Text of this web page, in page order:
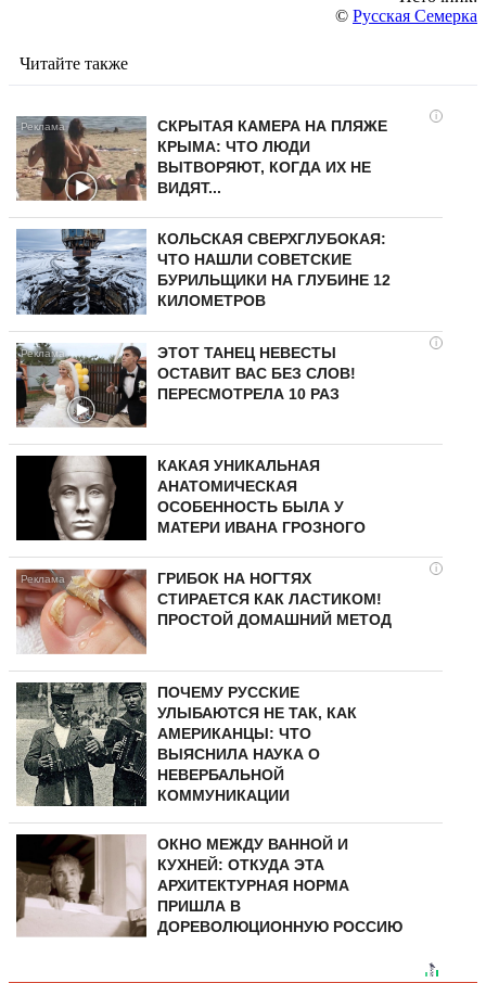
© Русская Семерка
Читайте также
i
СКРЫТАЯ КАМЕРА НА ПЛЯЖЕ
КРЫМА: ЧТО ЛЮДИ
ВЫТВОРЯЮТ, КОГДА ИХ НЕ
ВИДЯТ...
КОЛЬСКАЯ СВЕРХГЛУБОКАЯ:
ЧТО НАШЛИ СОВЕТСКИЕ
БУРИЛЬЩИКИ НА ГЛУБИНЕ 12
КИЛОМЕТРОВ
i
ЭТОТ ТАНЕЦ НЕВЕСТЫ
ОСТАВИТ ВАС БЕЗ СЛОВ!
ПЕРЕСМОТРЕЛА 10 РАЗ
КАКАЯ УНИКАЛЬНАЯ
АНАТОМИЧЕСКАЯ
ОСОБЕННОСТЬ БЫЛА У
МАТЕРИ ИВАНА ГРОЗНОГО
i
ГРИБОК НА НОГТЯХ
СТИРАЕТСЯ КАК ЛАСТИКОМ!
ПРОСТОЙ ДОМАШНИЙ МЕТОД
ПОЧЕМУ РУССКИЕ
УЛЫБАЮТСЯ НЕ ТАК, КАК
АМЕРИКАНЦЫ: ЧТО
ВЫЯСНИЛА НАУКА О
НЕВЕРБАЛЬНОЙ
КОММУНИКАЦИИ
ОКНО МЕЖДУ ВАННОЙ И
КУХНЕЙ: ОТКУДА ЭТА
АРХИТЕКТУРНАЯ НОРМА
ПРИШЛА В
ДОРЕВОЛЮЦИОННУЮ РОССИЮ